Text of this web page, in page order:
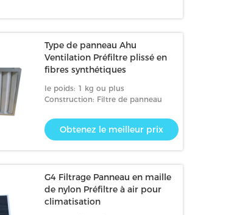
Type de panneau Ahu
Ventilation Préfiltre plissé en
fibres synthétiques
le poids: 1 kg ou plus
Construction: Filtre de panneau
Obtenez le meilleur prix
G4 Filtrage Panneau en maille
de nylon Préfiltre à air pour
climatisation